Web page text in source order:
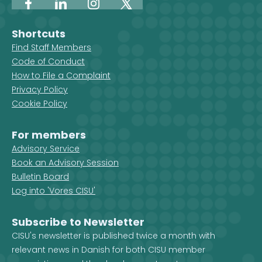
FacebookLinkedInInstagram
X
Shortcuts
Find Staff Members
Code of Conduct
How to File a Complaint
Privacy Policy
Cookie Policy
For members
Advisory Service
Book an Advisory Session
Bulletin Board
Log into 'Vores CISU'
Subscribe to Newsletter
CISU's newsletter is published twice a month with
relevant news in Danish for both CISU member